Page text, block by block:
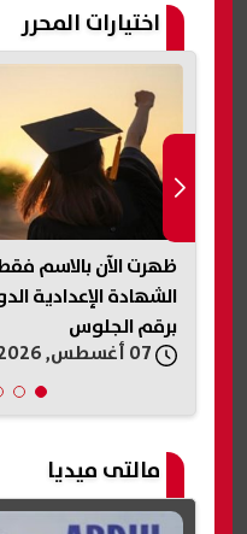
اختيارات المحرر
فقط.. نتيجة
الشهادة الإعدادية الدور الثاني 2026
مالتى ميديا